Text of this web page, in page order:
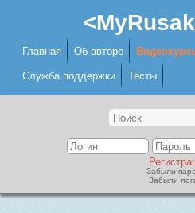
Главная Об авторе
Служба поддержки Тесты
Забыли
Забыли